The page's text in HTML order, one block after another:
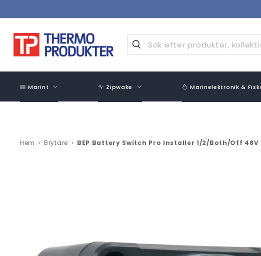
Marint Zipwake Marinelektronik &
Hem › Brytare › BEP Battery Switch Pro Installer 1/2/Both/Off 48V